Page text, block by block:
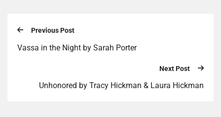
Previous Post
Vassa in the Night by Sarah Porter
Next Post
Unhonored by Tracy Hickman & Laura Hickman